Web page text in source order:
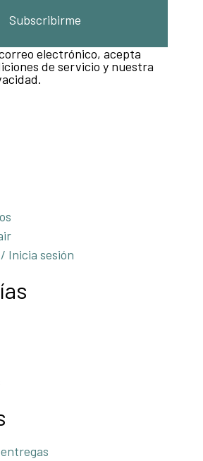
Subscribirme
electrónico, acepta
de servicio y nuestra
.
Inicia sesión